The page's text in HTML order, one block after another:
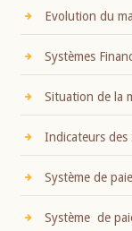
Evolution du
Systèmes
Situation de la
Indicateurs des
Système de
Système de